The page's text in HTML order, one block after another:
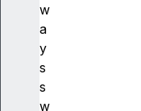
w
a
y
s
s
w